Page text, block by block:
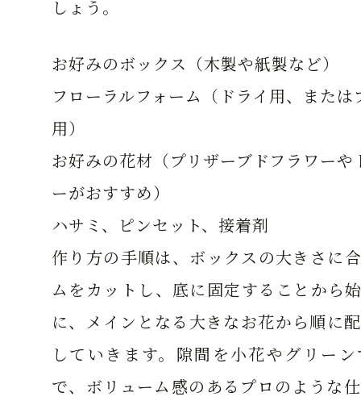
しょう。
お好みのボックス（木製や紙製など）
フローラルフォーム（ドライ用、または
用）
お好みの花材（プリザーブドフラワーや
ーがおすすめ）
ハサミ、ピンセット、接着剤
作り方の手順は、ボックスの大きさに
ムをカットし、底に固定することから
に、メインとなる大きなお花から順に
していきます。隙間を小花やグリー
で、ボリューム感のあるプロのような